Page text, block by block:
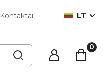
Kontaktai LT